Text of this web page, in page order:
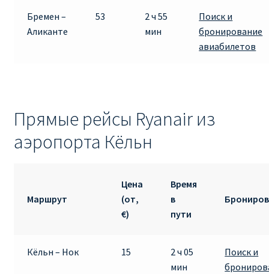
Бремен –
Аликанте
53
2 ч 55
мин
Поиск и
бронирование
авиабилетов
Прямые рейсы Ryanair из
аэропорта Кёльн
Маршрут
Цена
(от,
€)
Время
в
пути
Кёльн – Нок 15
2 ч 05
мин
Поиск и